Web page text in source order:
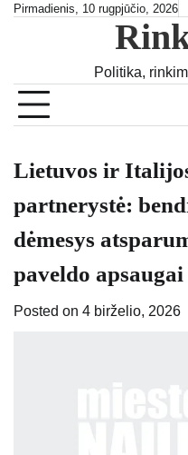
SkipPirmadienis, 10 rugpjūčio, 2026
Politika,
Lietuvos ir
partnerystė:
dėmesys
paveldo apsaugai
Posted on 4 birželio, 2026